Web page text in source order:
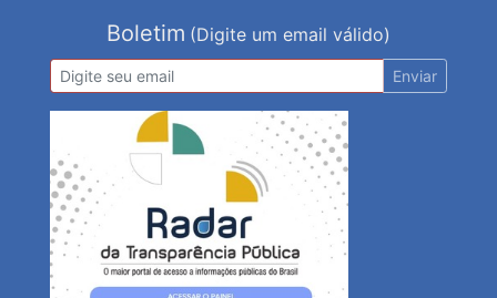
Boletim (Digite um email válido)
Enviar